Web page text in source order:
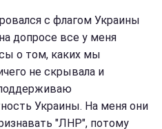
с флагом Украины
допросе все у меня
о том, каких мы
не скрывала и
поддерживаю
Украины. На меня они
"ЛНР", потому